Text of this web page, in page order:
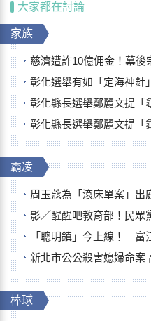
大家都在討論
家族
慈濟遭詐10億佣金！幕後宗教大師
彰化選舉有如「定海神針」
彰化縣長選舉鄭麗文提「龜兔賽
彰化縣長選舉鄭麗文提「龜兔賽
霸凌
周玉蔻為「滾床單案」出庭...遭罵
影／醒醒吧教育部！民眾黨新北市
「聰明鎮」今上線！ 富江
新北市公公殺害媳婦命案 高
棒球